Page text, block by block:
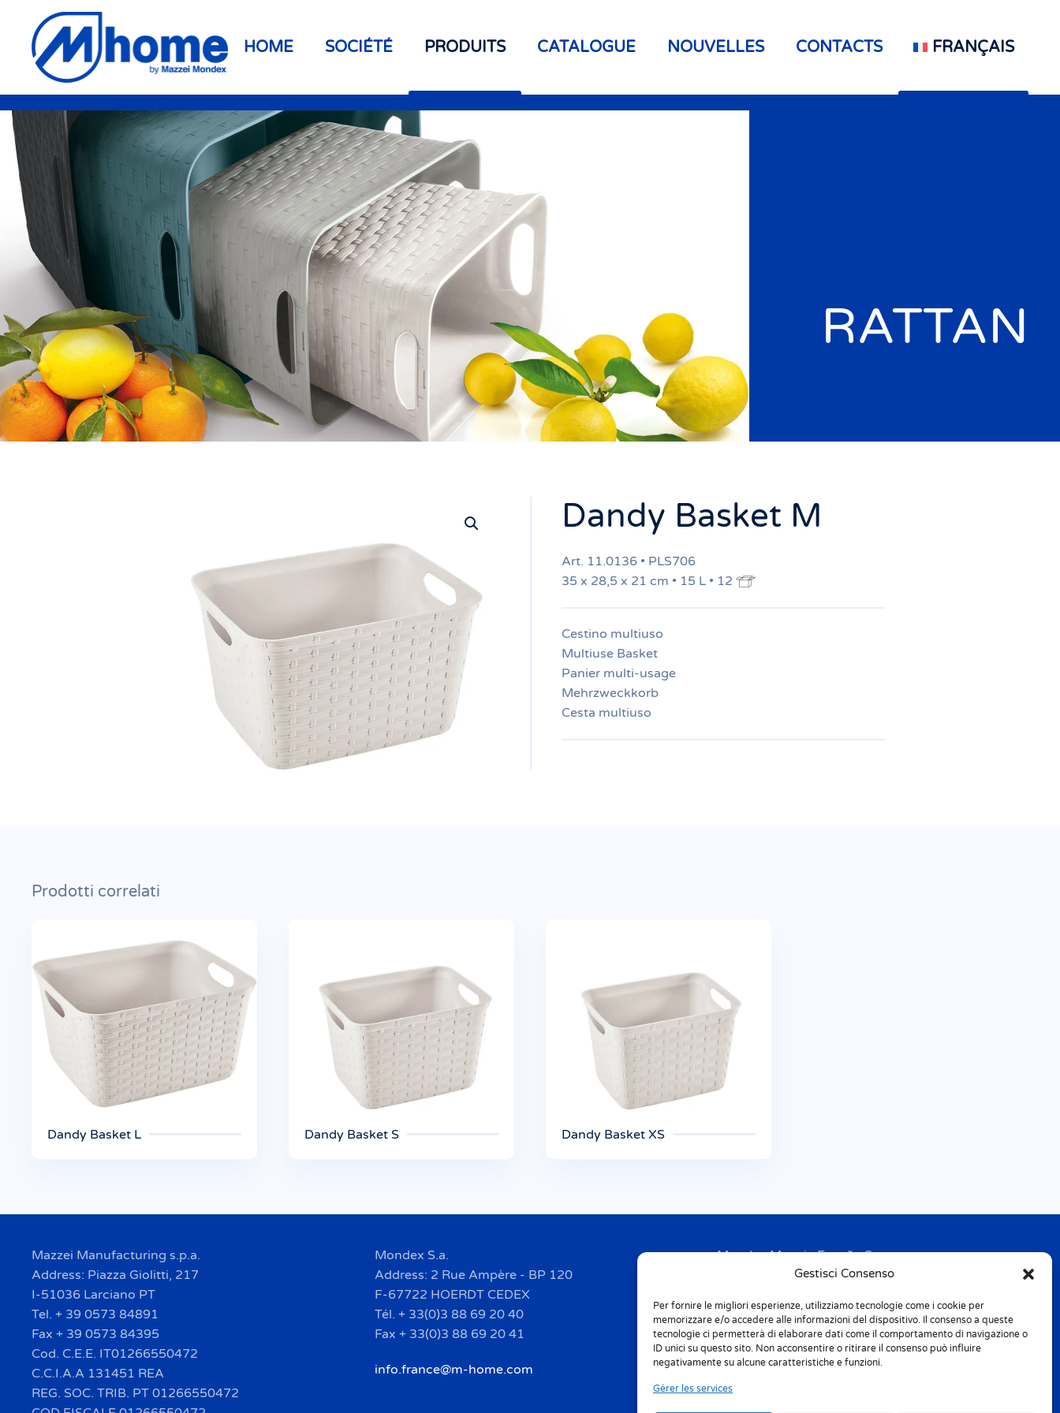
Gestisci Consenso
Per fornire le migliori esperienze, utilizziamo tecnologie come i cookie per
memorizzare e/o accedere alle informazioni del dispositivo. Il consenso a queste
tecnologie ci permetterà di elaborare dati come il comportamento di navigazione o
ID unici su questo sito. Non acconsentire o ritirare il consenso può influire
negativamente su alcune caratteristiche e funzioni.
Gérer les services
Skip to main content HOME SOCIÉTÉ PRODUITS CATALOGUE NOUVELLES CONTACTS FRANÇAIS
RATTAN
Dandy Basket M
Art. 11.0136 • PLS706
35 x 28,5 x 21 cm • 15 L • 12
Cestino multiuso
Multiuse Basket
Panier multi-usage
Mehrzweckkorb
Cesta multiuso
Prodotti correlati
Dandy Basket L Dandy Basket S Dandy Basket XS
Mazzei Manufacturing s.p.a.
Address: Piazza Giolitti, 217
I-51036 Larciano PT
Tel. + 39 0573 84891
Fax + 39 0573 84395
Cod. C.E.E. IT01266550472
C.C.I.A.A 131451 REA
REG. SOC. TRIB. PT 01266550472
Mondex S.a.
Address: 2 Rue Ampère - BP 120
F-67722 HOERDT CEDEX
Tél. + 33(0)3 88 69 20 40
Fax + 33(0)3 88 69 20 41
info.france@m-home.com
Mondex Menaje España S.a.
Address: Ctra de Girona, km. 101.5
Tel. + 34 9 72 42 32 50
Fax + 34 9 72 42 30 50
info.spain@m-home.com